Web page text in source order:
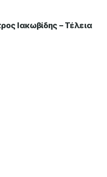
Ιακωβίδης – Τέλεια